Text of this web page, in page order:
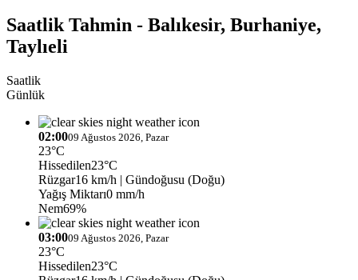
Saatlik Tahmin - Balıkesir, Burhaniye,
Taylıeli
Saatlik
Günlük
02:0009 Ağustos 2026, Pazar
23°C
Hissedilen23°C
Rüzgar16 km/h | Gündoğusu (Doğu)
Yağış Miktarı0 mm/h
Nem69%
03:0009 Ağustos 2026, Pazar
23°C
Hissedilen23°C